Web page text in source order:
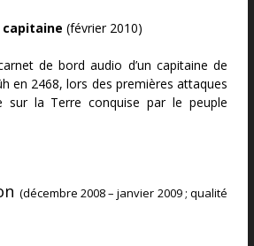
capitaine (février 2010)
de bord audio d’un capitaine de
en 2468, lors des premières attaques
sur la Terre conquise par le peuple
(décembre 2008 – janvier 2009 ; qualité